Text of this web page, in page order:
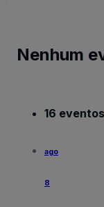
Nenhum
16
ago
8